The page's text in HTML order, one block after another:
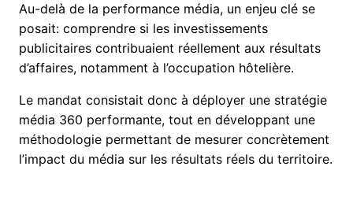
Au-delà de la performance média, un enjeu clé se
posait: comprendre si les investissements
publicitaires contribuaient réellement aux résultats
d’affaires, notamment à l’occupation hôtelière.
Le mandat consistait donc à déployer une stratégie
média 360 performante, tout en développant une
méthodologie permettant de mesurer concrètement
l’impact du média sur les résultats réels du territoire.